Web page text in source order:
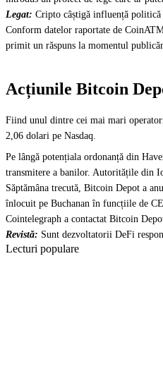
Legat: Cripto câștigă influență
Conform datelor raportate de
primit un răspuns la momentul
Acțiunile Bitcoin
Fiind unul dintre cei mai mari
2,06 dolari pe Nasdaq.
Pe lângă potențiala ordonanță din
transmitere a banilor. Autoritățile din
Săptămâna trecută, Bitcoin Depot a
înlocuit pe Buchanan în funcțiile de
Cointelegraph a contactat Bitcoin
Revistă: Sunt dezvoltatorii DeFi
Lecturi populare